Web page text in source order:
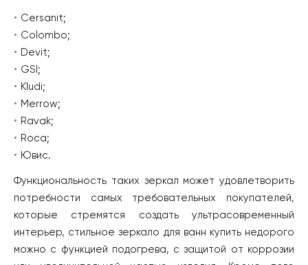
Cersanit;
Colombo;
Devit;
GSI;
Kludi;
Merrow;
Ravak;
Roca;
Ювис.
Функциональность таких зеркал может удовлетворить
потребности самых требовательных покупателей,
которые стремятся создать ультрасовременный
интерьер, стильное зеркало для ванн купить недорого
можно с функцией подогрева, с защитой от коррозии